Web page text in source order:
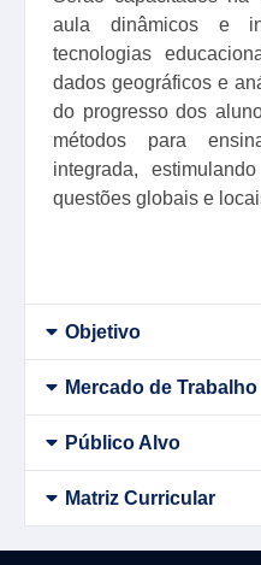
aula dinâmicos e
tecnologias
dados geográficos e
do progresso dos
métodos para
integrada,
questões globais e
Objetivo
Mercado de Trabalho
Público Alvo
Matriz Curricular